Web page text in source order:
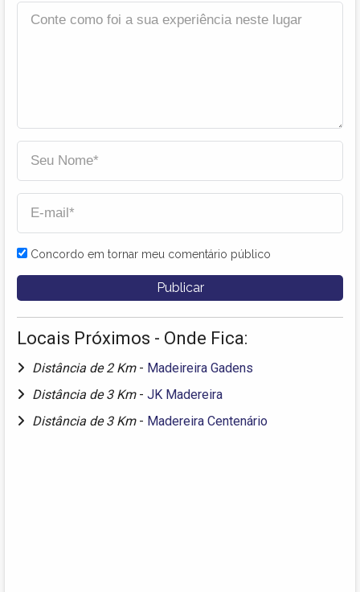
Concordo em tornar meu comentário público
Locais Próximos - Onde Fica:
Distância de 2 Km - Madeireira Gadens
Distância de 3 Km - JK Madereira
Distância de 3 Km - Madereira Centenário